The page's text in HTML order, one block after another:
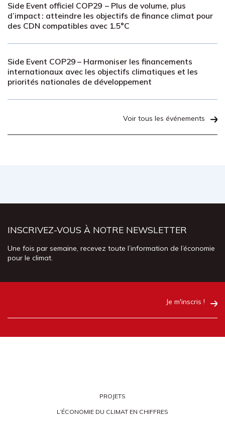
Side Event officiel COP29 – Plus de volume, plus
d’impact : atteindre les objectifs de finance climat pour
des CDN compatibles avec 1.5°C
Side Event COP29 – Harmoniser les financements
internationaux avec les objectifs climatiques et les
priorités nationales de développement
Voir tous les événements
INSCRIVEZ-VOUS À NOTRE NEWSLETTER
Une fois par semaine, recevez toute l’information de l’économie
pour le climat.
Je m'inscris !
PROJETS
L’ÉCONOMIE DU CLIMAT EN CHIFFRES